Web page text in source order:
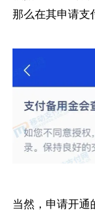
那么在其申请支
当然，申请开通